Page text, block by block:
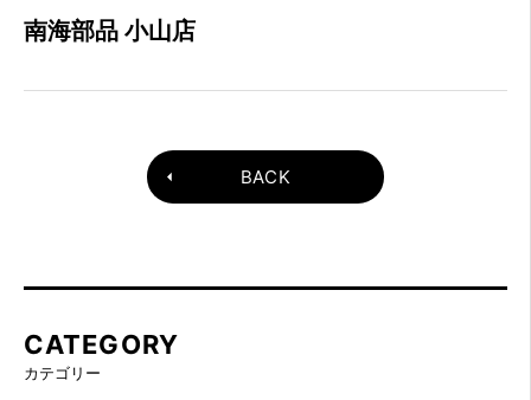
南海部品 小山店
BACK
CATEGORY
カテゴリー